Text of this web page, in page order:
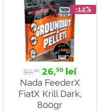
-12%
30,00 26,50 lei
Nada FeederX
FiatX Krill Dark,
800gr